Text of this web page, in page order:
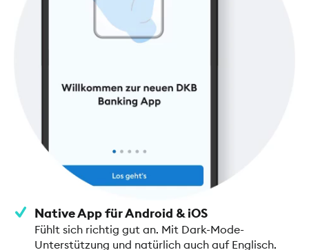
Native App für Android & iOS
Fühlt sich richtig gut an. Mit Dark-Mode-
Unterstützung und natürlich auch auf Englisch.